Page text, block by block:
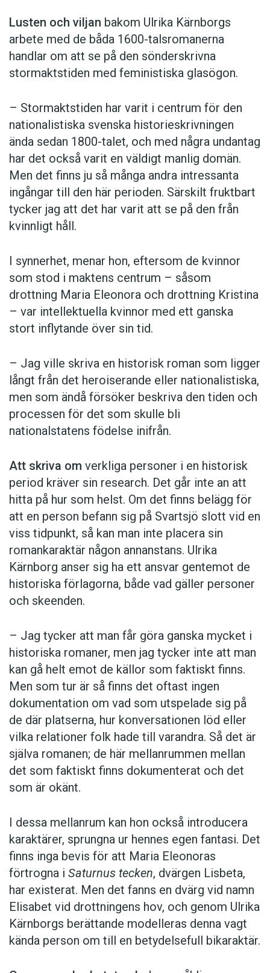
Lusten och viljan bakom Ulrika Kärnborgs
arbete med de båda 1600-talsromanerna
handlar om att se på den sönderskrivna
stormaktstiden med feministiska glasögon.
– Stormaktstiden har varit i centrum för den
nationalistiska svenska historieskrivningen
ända sedan 1800-talet, och med några undantag
har det också varit en väldigt manlig domän.
Men det finns ju så många andra intressanta
ingångar till den här perioden. Särskilt fruktbart
tycker jag att det har varit att se på den från
kvinnligt håll.
I synnerhet, menar hon, eftersom de kvinnor
som stod i maktens centrum – såsom
drottning Maria Eleonora och drottning Kristina
– var intellektuella kvinnor med ett ganska
stort inflytande över sin tid.
– Jag ville skriva en historisk roman som ligger
långt från det heroiserande eller nationalistiska,
men som ändå försöker beskriva den tiden och
processen för det som skulle bli
nationalstatens födelse inifrån.
Att skriva om verkliga personer i en historisk
period kräver sin research. Det går inte an att
hitta på hur som helst. Om det finns belägg för
att en person befann sig på Svartsjö slott vid en
viss tidpunkt, så kan man inte placera sin
romankaraktär någon annanstans. Ulrika
Kärnborg anser sig ha ett ansvar gentemot de
historiska förlagorna, både vad gäller personer
och skeenden.
– Jag tycker att man får göra ganska mycket i
historiska romaner, men jag tycker inte att man
kan gå helt emot de källor som faktiskt finns.
Men som tur är så finns det oftast ingen
dokumentation om vad som utspelade sig på
de där platserna, hur konversationen löd eller
vilka relationer folk hade till varandra. Så det är
själva romanen; de här mellanrummen mellan
det som faktiskt finns dokumenterat och det
som är okänt.
I dessa mellanrum kan hon också introducera
karaktärer, sprungna ur hennes egen fantasi. Det
finns inga bevis för att Maria Eleonoras
förtrogna i Saturnus tecken, dvärgen Lisbeta,
har existerat. Men det fanns en dvärg vid namn
Elisabet vid drottningens hov, och genom Ulrika
Kärnborgs berättande modelleras denna vagt
kända person om till en betydelsefull bikaraktär.